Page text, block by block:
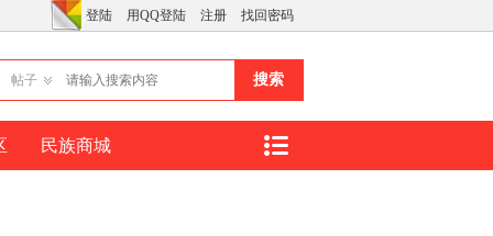
登陆 用QQ登陆 注册 找回密码
帖子 搜索
民族商城